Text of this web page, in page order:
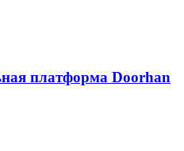
платформа Doorhan